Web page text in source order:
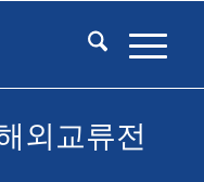
외교류전